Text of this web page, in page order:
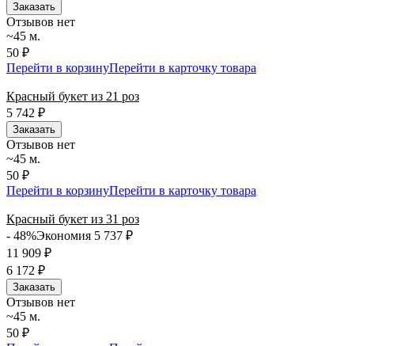
Заказать
Отзывов нет
~45 м.
50 ₽
Перейти в корзинуПерейти в карточку товара
Красный букет из 21 роз
5 742 ₽
Заказать
Отзывов нет
~45 м.
50 ₽
Перейти в корзинуПерейти в карточку товара
Красный букет из 31 роз
- 48%Экономия 5 737 ₽
11 909 ₽
6 172 ₽
Заказать
Отзывов нет
~45 м.
50 ₽